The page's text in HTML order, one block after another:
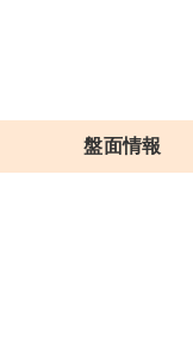
盤面情報